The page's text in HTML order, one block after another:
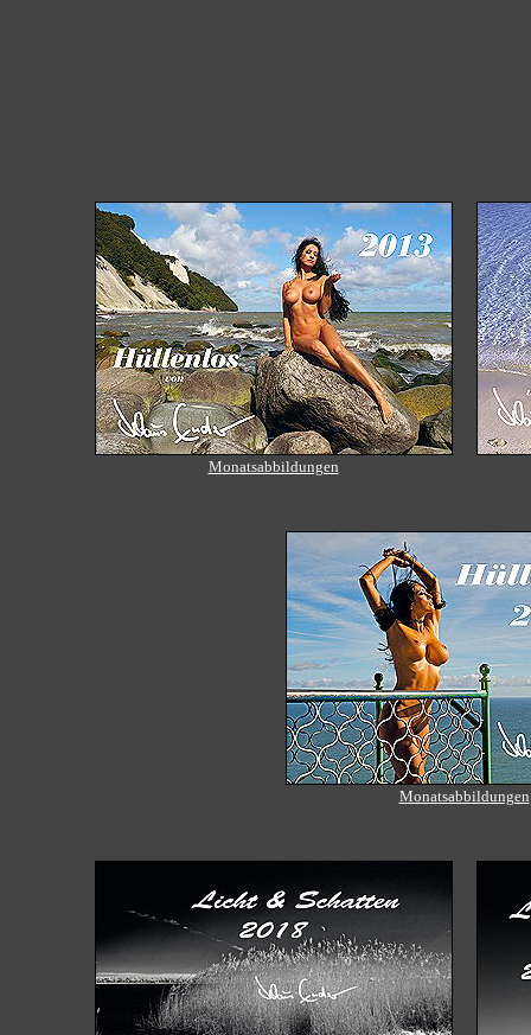
Monatsabbildungen
Monatsabbildungen